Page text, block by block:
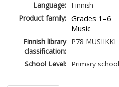
Language: Finnish
Product family: Grades 1–6
Music
Finnish library
classification:
P78 MUSIIKKI
School Level: Primary school